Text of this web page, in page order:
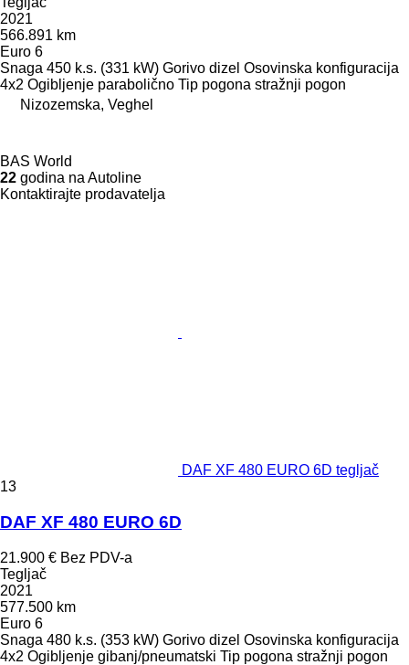
2021
566.891 km
Euro 6
Snaga 450 k.s. (331 kW) Gorivo dizel Osovinska konfiguracija
4x2 Ogibljenje parabolično Tip pogona stražnji pogon
Nizozemska, Veghel
BAS World
22 godina na Autoline
Kontaktirajte prodavatelja
DAF XF 480 EURO 6D tegljač
13
DAF XF 480 EURO 6D
21.900 € Bez PDV-a
Tegljač
2021
577.500 km
Euro 6
Snaga 480 k.s. (353 kW) Gorivo dizel Osovinska konfiguracija
4x2 Ogibljenje gibanj/pneumatski Tip pogona stražnji pogon